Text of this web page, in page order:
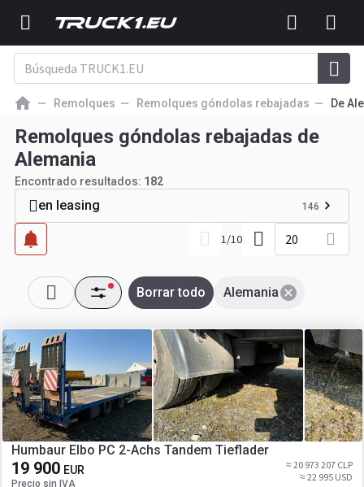
Remolques Remolques góndolas rebajadas De
Remolques góndolas rebajadas de
Alemania
Encontrado resultados: 182
en leasing 146
1/10 20
Alemania
Borrar todo
Humbaur Elbo PC 2-Achs Tandem Tieflader
19 900 EUR
Precio sin IVA
≈ 20 973 207 CLP
≈ 22 995 USD